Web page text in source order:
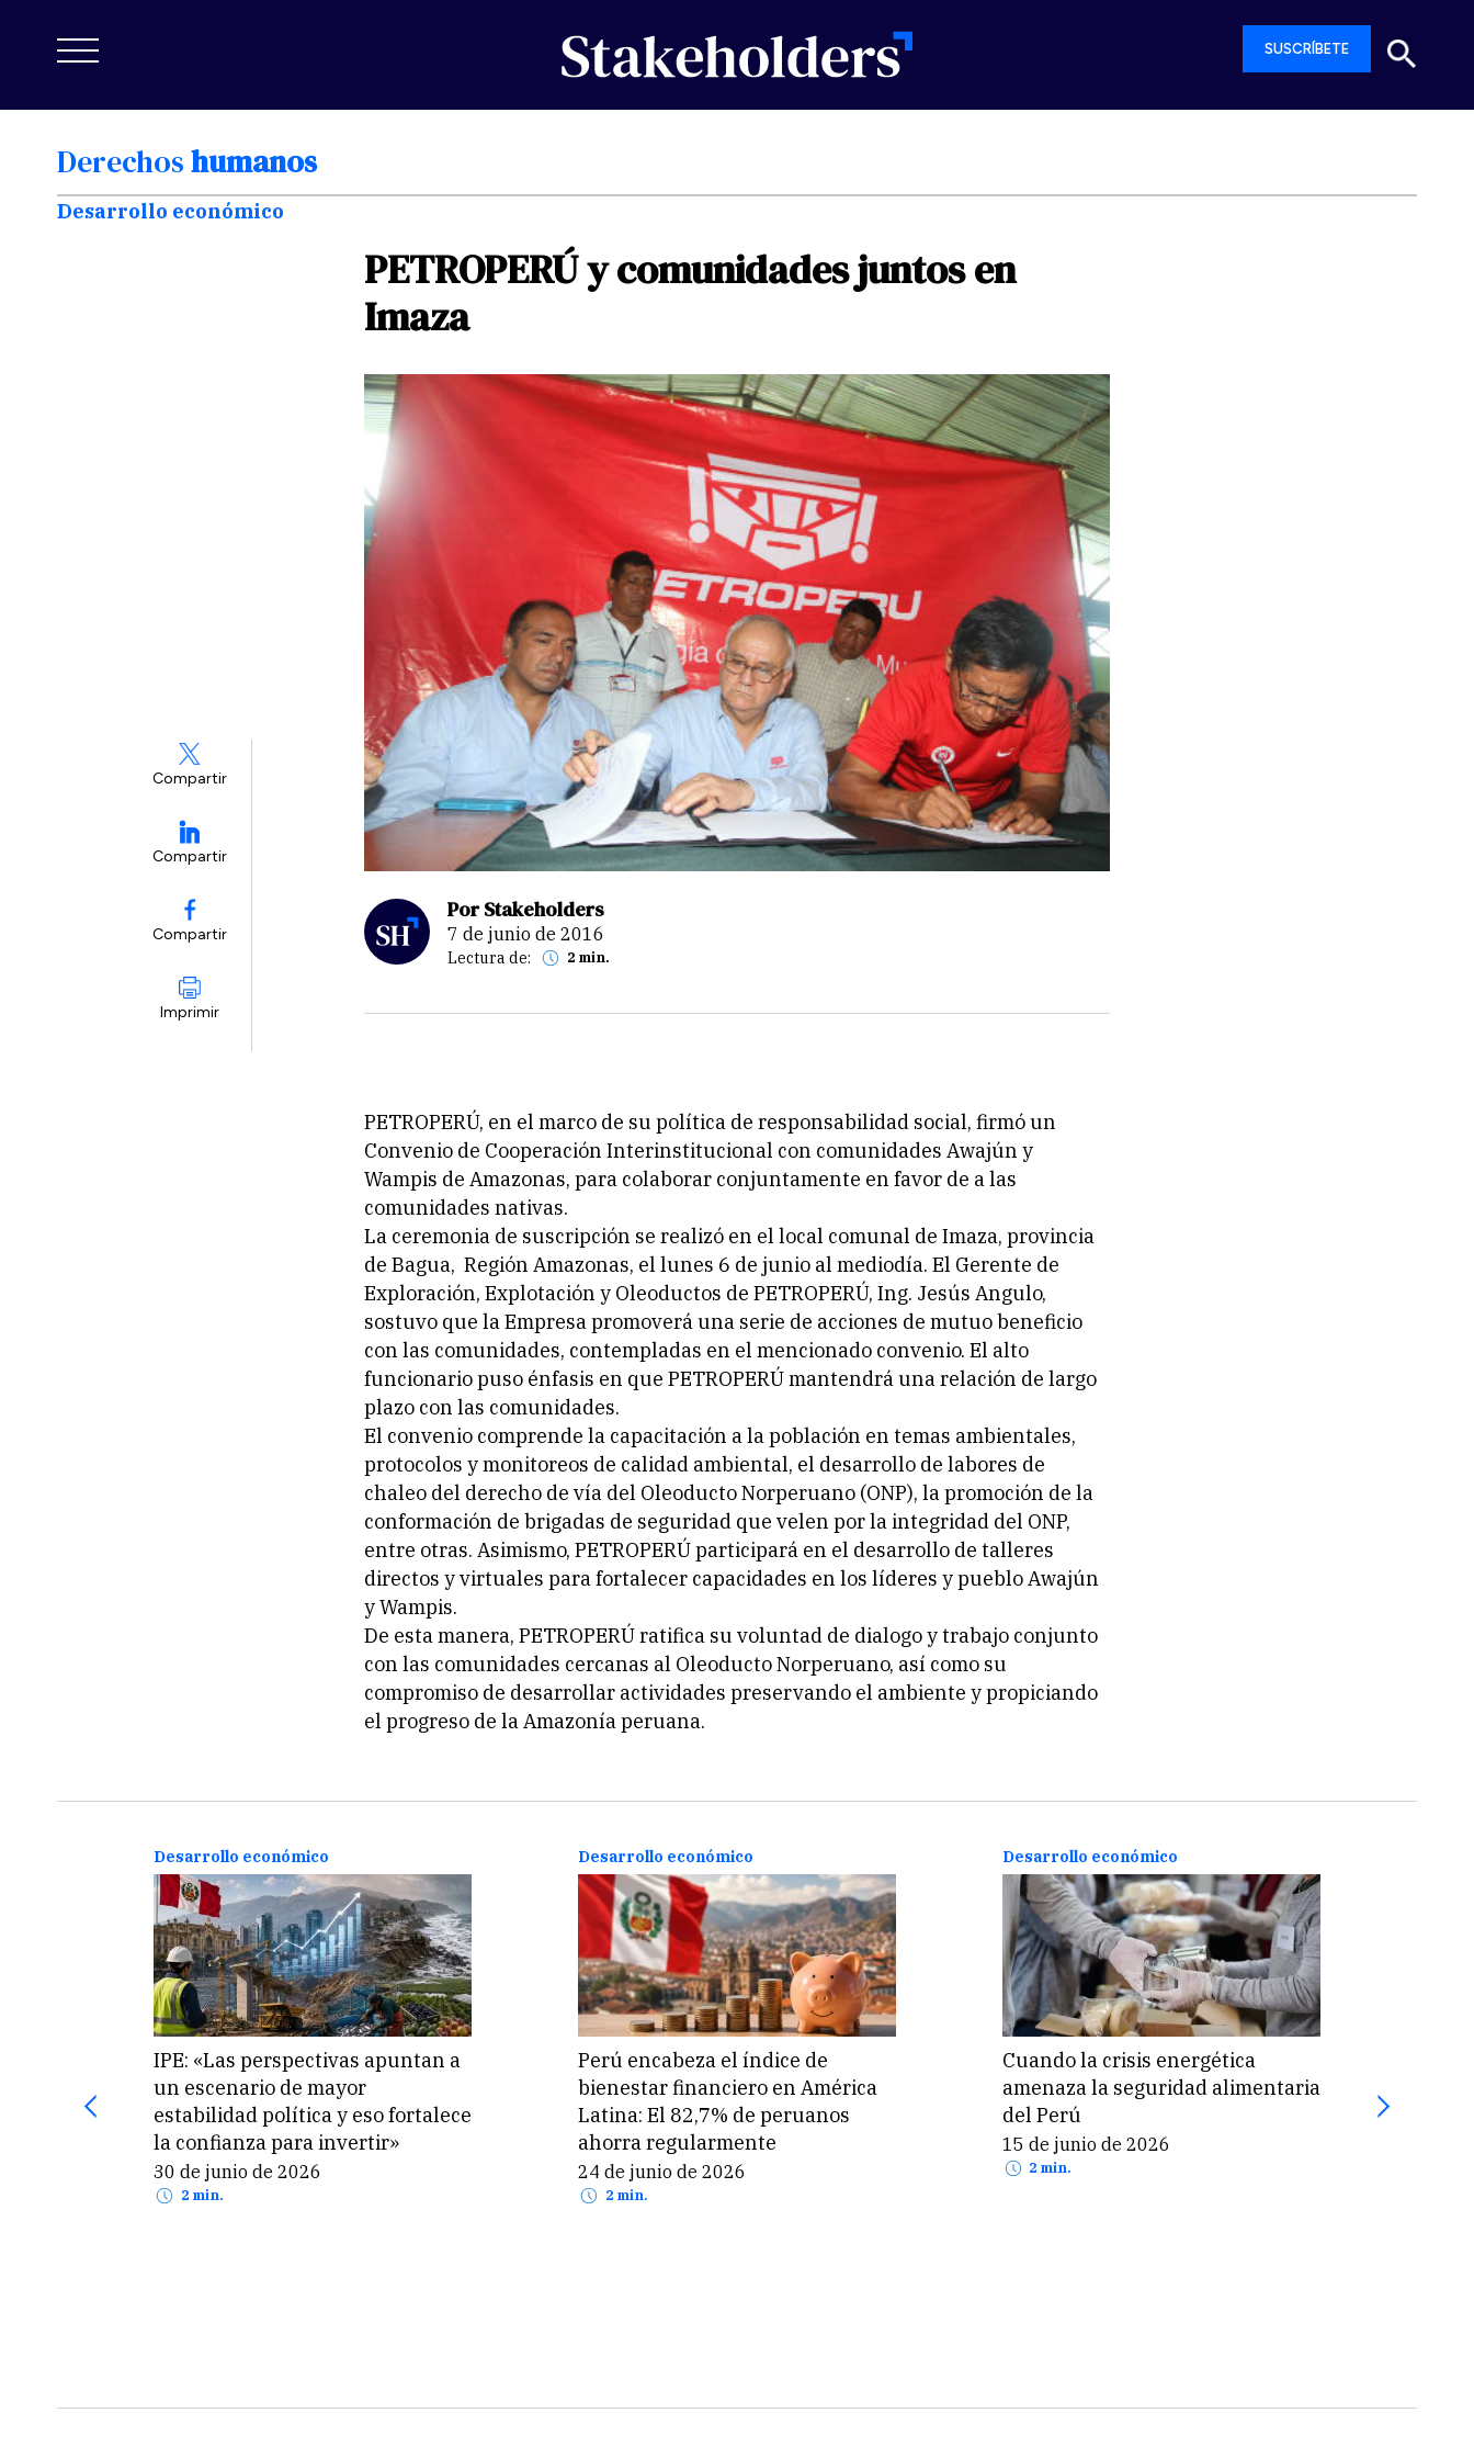
SUSCRÍBETE
Derechoshumanos
Desarrollo económico
Compartir
Compartir
Compartir
Imprimir
PETROPERÚycomunidadesjuntosen
Imaza
Por Stakeholders
7 de junio de 2016
Lectura de: 2 min.
PETROPERÚ, en el marco de su política de responsabilidad social, firmó un
Convenio de Cooperación Interinstitucional con comunidades Awajún y
Wampis de Amazonas, para colaborar conjuntamente en favor de a las
comunidades nativas.
La ceremonia de suscripción se realizó en el local comunal de Imaza, provincia
de Bagua, Región Amazonas, el lunes 6 de junio al mediodía. El Gerente de
Exploración, Explotación y Oleoductos de PETROPERÚ, Ing. Jesús Angulo,
sostuvo que la Empresa promoverá una serie de acciones de mutuo beneficio
con las comunidades, contempladas en el mencionado convenio. El alto
funcionario puso énfasis en que PETROPERÚ mantendrá una relación de largo
plazo con las comunidades.
El convenio comprende la capacitación a la población en temas ambientales,
protocolos y monitoreos de calidad ambiental, el desarrollo de labores de
chaleo del derecho de vía del Oleoducto Norperuano (ONP), la promoción de la
conformación de brigadas de seguridad que velen por la integridad del ONP,
entre otras. Asimismo, PETROPERÚ participará en el desarrollo de talleres
directos y virtuales para fortalecer capacidades en los líderes y pueblo Awajún
y Wampis.
De esta manera, PETROPERÚ ratifica su voluntad de dialogo y trabajo conjunto
con las comunidades cercanas al Oleoducto Norperuano, así como su
compromiso de desarrollar actividades preservando el ambiente y propiciando
el progreso de la Amazonía peruana.
Desarrollo económico
IPE: «Las perspectivas apuntan a
un escenario de mayor
estabilidad política y eso fortalece
la confianza para invertir»
30 de junio de 2026
2 min.
Desarrollo económico
Perú encabeza el índice de
bienestar financiero en América
Latina: El 82,7% de peruanos
ahorra regularmente
24 de junio de 2026
2 min.
Desarrollo económico
Cuando la crisis energética
amenaza la seguridad alimentaria
del Perú
15 de junio de 2026
2 min.